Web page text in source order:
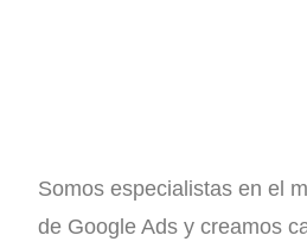
Somos especialistas en el
de Google Ads y creamos